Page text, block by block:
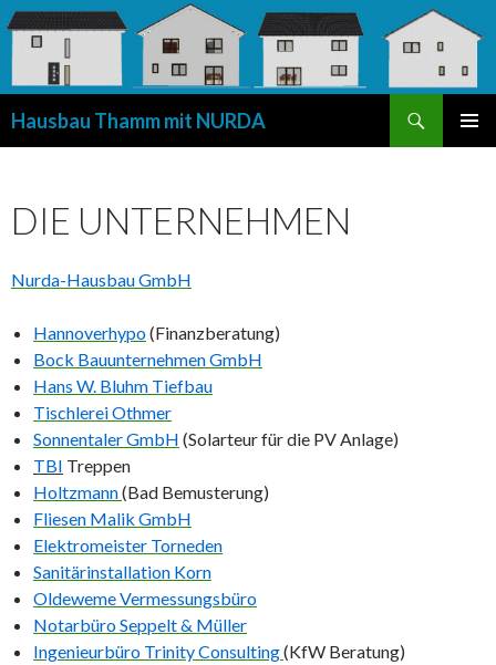
Hausbau Thamm mit NURDA
DIE UNTERNEHMEN
Nurda-Hausbau GmbH
Hannoverhypo(Finanzberatung)
Bock Bauunternehmen GmbH
Hans W. Bluhm Tiefbau
Tischlerei Othmer
Sonnentaler GmbH (Solarteur für die PV Anlage)
TBI Treppen
Holtzmann(Bad Bemusterung)
Fliesen Malik GmbH
Elektromeister Torneden
Sanitärinstallation Korn
Oldeweme Vermessungsbüro
Notarbüro Seppelt & Müller
Ingenieurbüro Trinity Consulting(KfW Beratung)